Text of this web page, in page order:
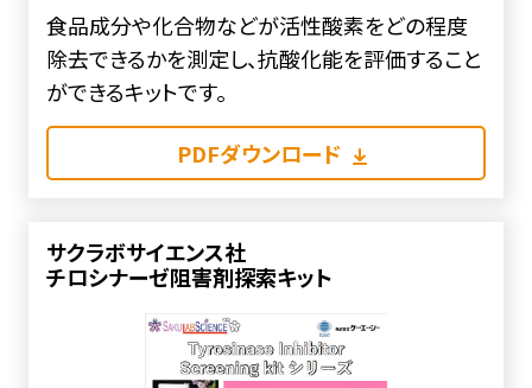
食品成分や化合物などが活性酸素をどの程度
除去できるかを測定し、抗酸化能を評価すること
ができるキットです。
PDFダウンロード
サクラボサイエンス社
チロシナーゼ阻害剤探索キット